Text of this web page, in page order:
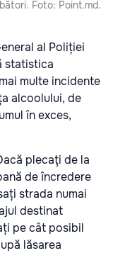
Foto: Point.md.
al Poliției
statistica
multe incidente
alcoolului, de
în exces,
plecaţi de la
de încredere
strada numai
destinat
pe cât posibil
lăsarea